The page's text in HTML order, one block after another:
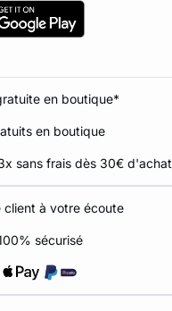
en boutique*
en boutique
sans frais dès 30€ d'achat
client à votre écoute
sécurisé